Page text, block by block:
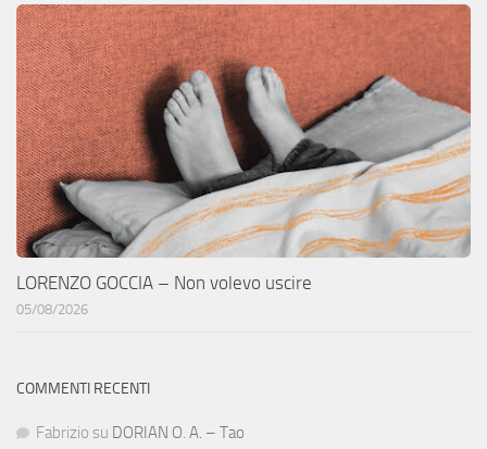
LORENZO GOCCIA – Non volevo uscire
05/08/2026
COMMENTI RECENTI
Fabrizio su DORIAN O. A. – Tao